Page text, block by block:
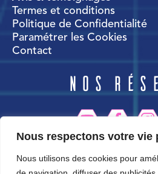
Nous respectons votre vie
Nous utilisons des cookies pour
Termes et conditions
Politique de Confidentialité
Paramétrer les Cookies
Contact
Nos